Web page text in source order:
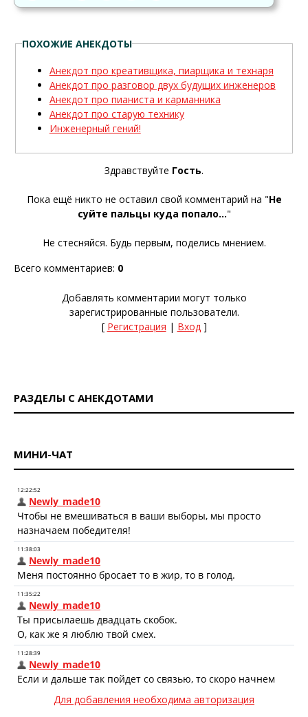
ПОХОЖИЕ АНЕКДОТЫ
Анекдот про креативщика, пиарщика и технаря
Анекдот про разговор двух будущих инженеров
Анекдот про пианиста и карманника
Анекдот про старую технику
Инженерный гений!
Здравствуйте Гость.
Пока ещё никто не оставил свой комментарий на "Не
суйте пальцы куда попало…"
Не стесняйся. Будь первым, поделись мнением.
Всего комментариев: 0
Добавлять комментарии могут только
зарегистрированные пользователи.
[ Регистрация | Вход]
РАЗДЕЛЫ С АНЕКДОТАМИ
МИНИ-ЧАТ
Для добавления необходима авторизация